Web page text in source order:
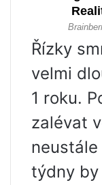
Řízky
velmi
1 roku.
zalévat
týdny